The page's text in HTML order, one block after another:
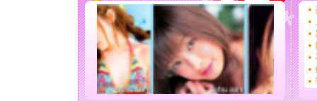
送你一
[圣诞节]
你太多
要平安
[圣诞节]
能正大
天都要快
[圣诞节]